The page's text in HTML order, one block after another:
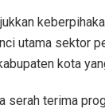
utama sektor
kota
serah terima